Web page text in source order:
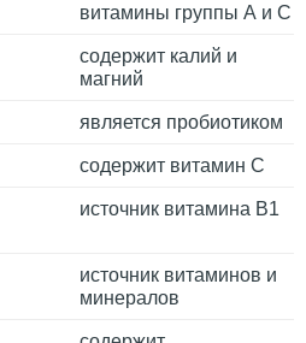
витамины группы А и С
содержит калий и
магний
является пробиотиком
содержит витамин С
источник витамина В1
источник витаминов и
минералов